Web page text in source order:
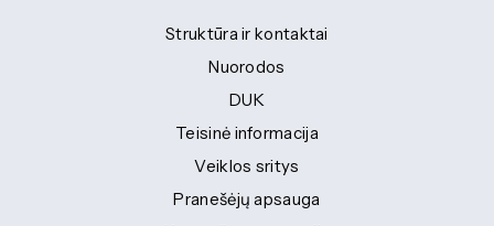
Struktūra ir kontaktai
Nuorodos
DUK
Teisinė informacija
Veiklos sritys
Pranešėjų apsauga